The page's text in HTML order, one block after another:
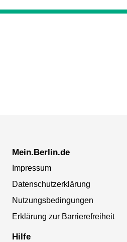
Mein.Berlin.de
Impressum
Datenschutzerklärung
Nutzungsbedingungen
Erklärung zur Barrierefreiheit
Hilfe